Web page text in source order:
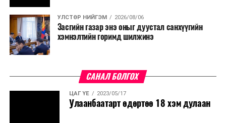
УЛСТӨР НИЙГЭМ 2026/08/06
Засгийн газар энэ оныг дуустал санхүүгийн
хэмнэлтийн горимд шилжинэ
САНАЛ БОЛГОХ
ЦАГ ҮЕ 2023/05/17
Улаанбаатарт өдөртөө 18 хэм дулаан